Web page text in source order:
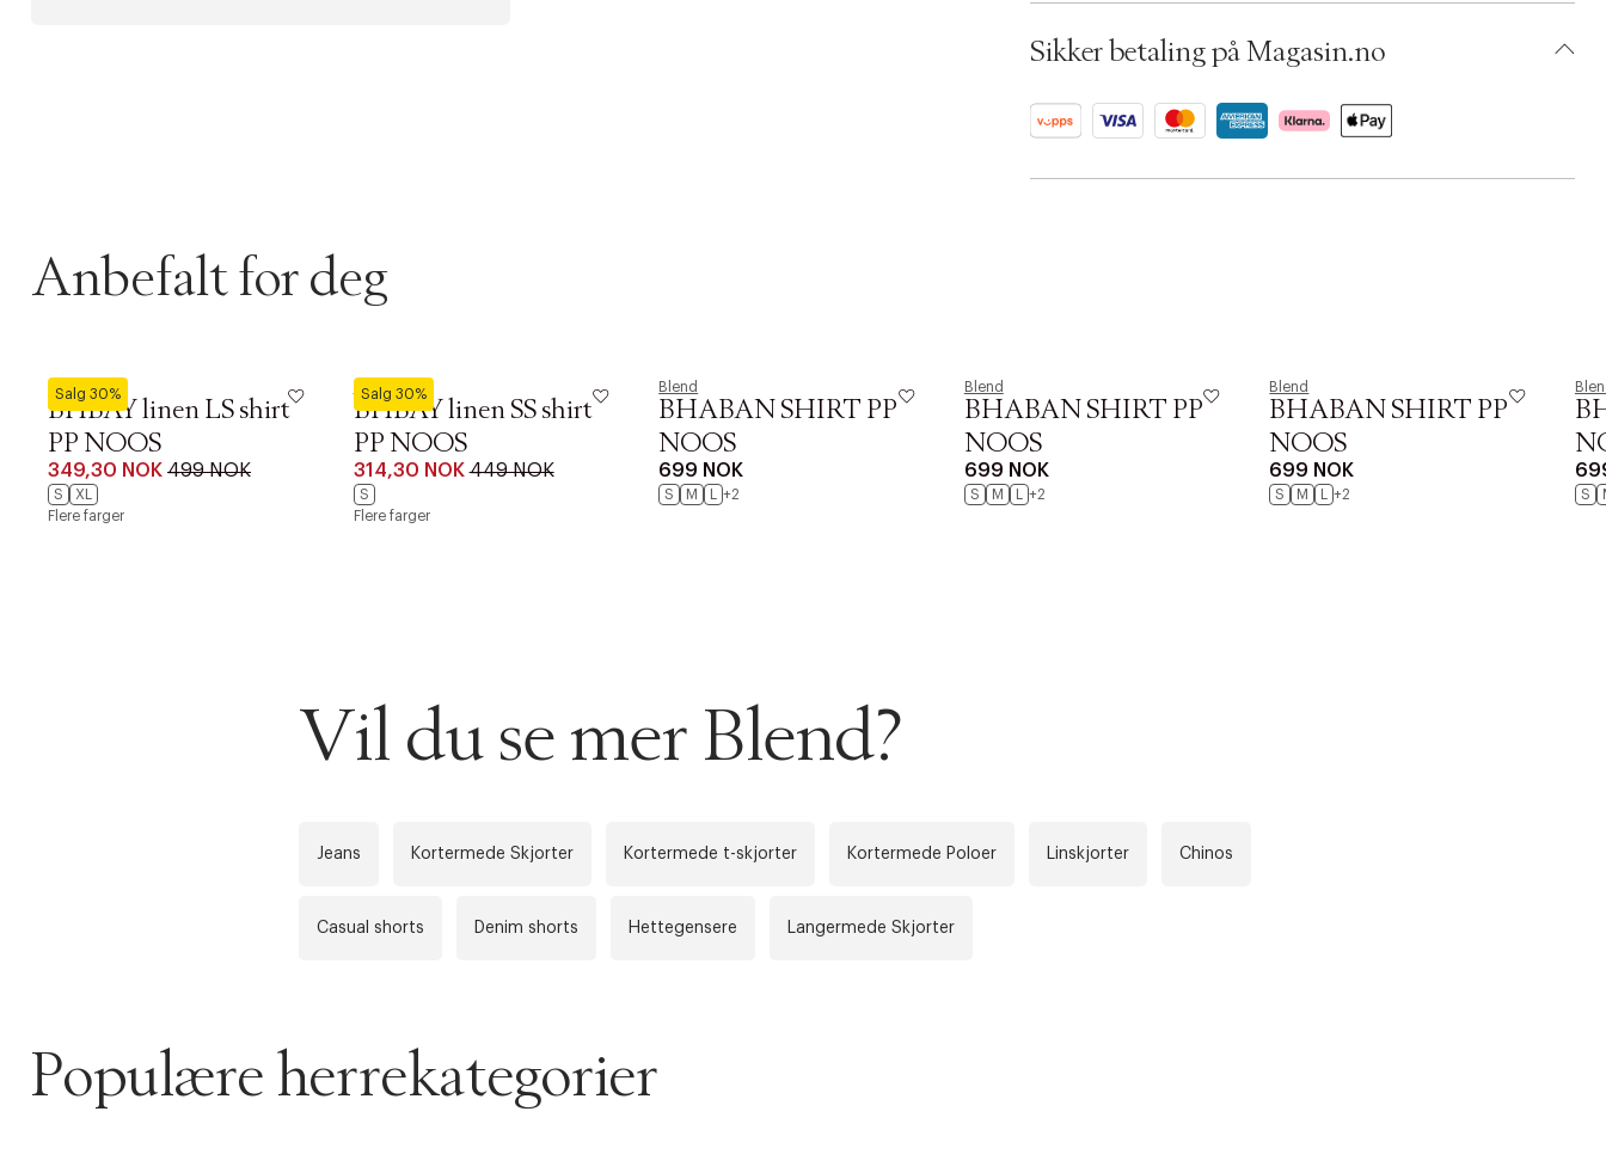
SKU: S14163280
Sikker betaling på Magasin.no
Anbefalt for deg
Salg 30%
Blend
BHBAY linen LS shirt
PP NOOS
349,30 NOK 499 NOK
S
XL
Flere farger
Salg 30%
Blend
BHBAY linen SS shirt
PP NOOS
314,30 NOK 449 NOK
S
Flere farger
Blend
BHABAN SHIRT PP
NOOS
699 NOK
S M +2
Blend
BHABAN SHIRT PP
NOOS
699 NOK
S M +2
Blend
BHABAN SHIRT PP
NOOS
699 NOK
S M +2 S
Vil du se mer Blend?
Jeans Kortermede Skjorter Kortermede t-skjorter Kortermede Poloer Linskjorter Chinos
Casual shorts Denim shorts Hettegensere Langermede Skjorter
Populære herrekategorier
Levering innen 2-5 virkedager.
30 dagers returrett
Få 10% på ditt første kjøp som medlem
TILFØY NYTT ØNSKE
Øv vi kan desværre ikke vise dig denne video. Tillad statistiske cookies for at kunne se